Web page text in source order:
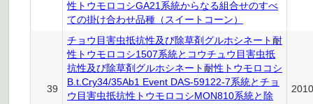
性トウモロコシGA21系統からなる組合せのすべ
ての掛け合わせ品種（スイートコーン）
39
チョウ目害虫抵抗性及び除草剤グルホシネート耐
性トウモロコシ1507系統とコウチュウ目害虫抵
抗性及び除草剤グルホシネート耐性トウモロコシ
B.t.Cry34/35Ab1 Event DAS-59122-7系統とチョ
ウ目害虫抵抗性トウモロコシMON810系統と除